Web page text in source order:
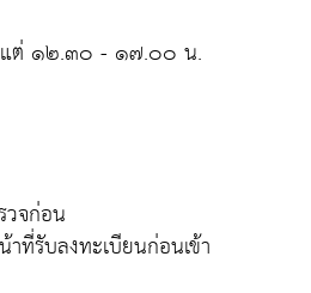
แต่ ๑๒.๓๐ - ๑๗.๐๐ น.
วจก่อน
ที่รับลงทะเบียนก่อนเข้า